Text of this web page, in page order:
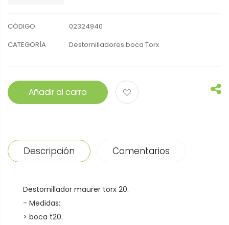
CÓDIGO
02324940
CATEGORÍA
Destornilladores boca Torx
Añadir al carro
Descripción Comentarios
Destornillador maurer torx 20.
- Medidas:
> boca t20.